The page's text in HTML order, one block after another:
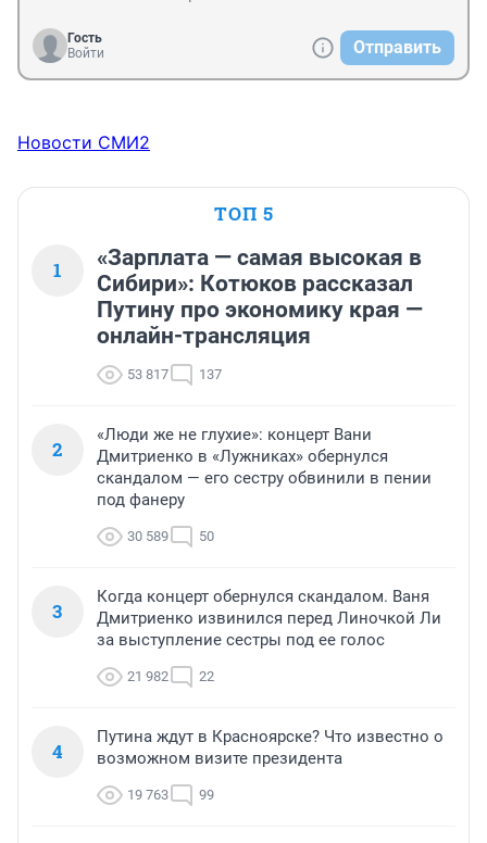
Гость
Войти
Отправить
Новости СМИ2
ТОП 5
1
«Зарплата — самая высокая в
Сибири»: Котюков рассказал
Путину про экономику края —
онлайн-трансляция
53 817 137
2
«Люди же не глухие»: концерт Вани
Дмитриенко в «Лужниках» обернулся
скандалом — его сестру обвинили в пении
под фанеру
30 589 50
3
Когда концерт обернулся скандалом. Ваня
Дмитриенко извинился перед Линочкой Ли
за выступление сестры под ее голос
21 982 22
4
Путина ждут в Красноярске? Что известно о
возможном визите президента
19 763 99